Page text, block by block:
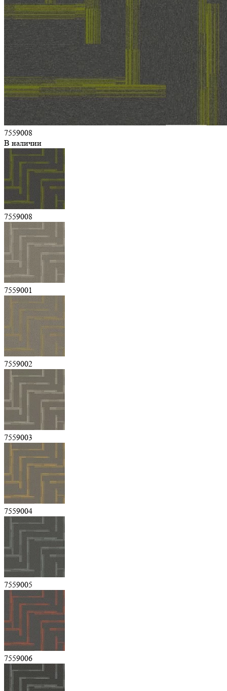
7559008
В наличии
7559008
7559001
7559002
7559003
7559004
7559005
7559006